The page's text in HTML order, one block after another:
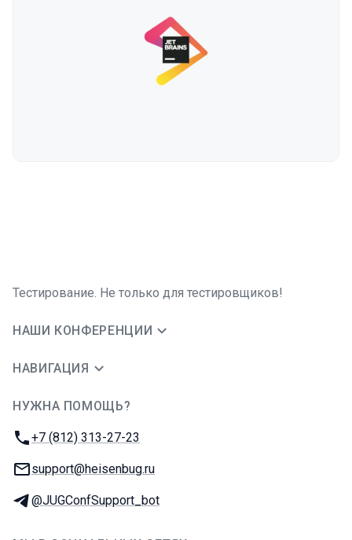
Тестирование. Не только для тестировщиков!
НАШИ КОНФЕРЕНЦИИ
НАВИГАЦИЯ
НУЖНА ПОМОЩЬ?
Телефон:
+7 (812) 313-27-23
E-mail:
support@heisenbug.ru
Телеграм:
@JUGConfSupport_bot